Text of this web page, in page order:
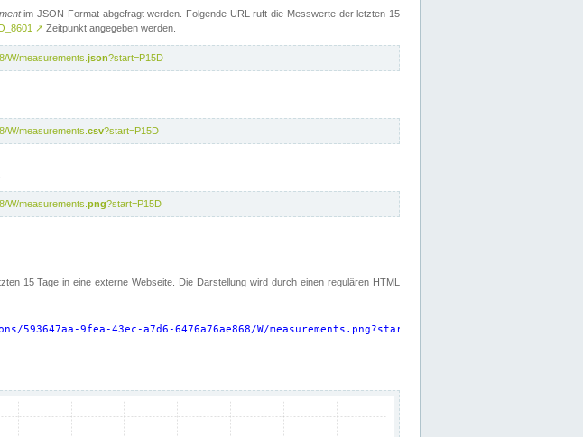
im JSON-Format abgefragt werden. Folgende URL ruft die Messwerte der letzten 15
↗ Zeitpunkt angegeben werden.
W/measurements. json?start=P15D
W/measurements. csv?start=P15D
W/measurements. png?start=P15D
15 Tage in eine externe Webseite. Die Darstellung wird durch einen regulären HTML
9fea-43ec-a7d6-6476a76ae868/W/measurements.png?start=P15D&width=925&height=220